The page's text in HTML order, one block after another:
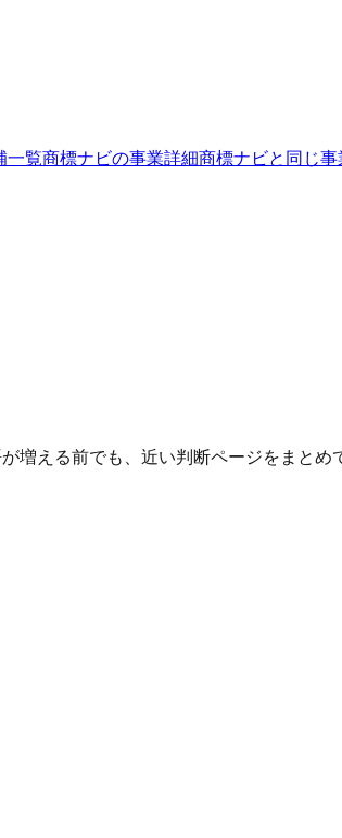
一覧商標ナビの事業詳細商標ナビと同じ
増える前でも、近い判断ページをまと